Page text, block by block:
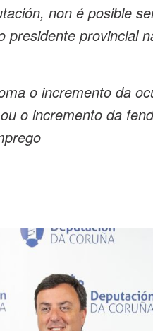
non é posible
presidente provincial
o incremento da
o incremento da